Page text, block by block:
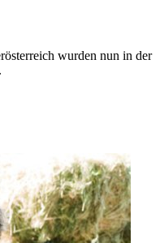
wurden nun in der